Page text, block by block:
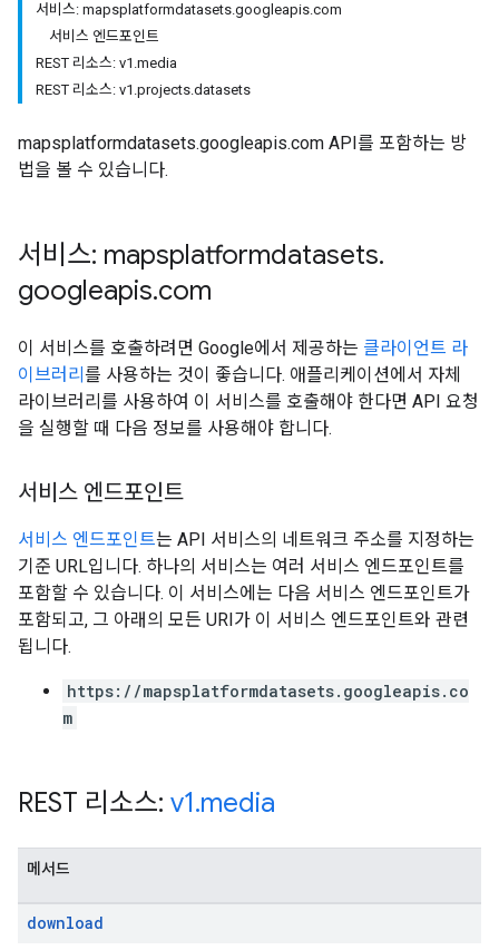
서비스: mapsplatformdatasets.googleapis.com
서비스 엔드포인트
REST 리소스: v1.media
REST 리소스: v1.projects.datasets
mapsplatformdatasets.googleapis.com API를 포함하는 방
법을 볼 수 있습니다.
서비스: mapsplatformdatasets.
googleapis.com
이 서비스를 호출하려면 Google에서 제공하는 클라이언트 라
이브러리 를 사용하는 것이 좋습니다. 애플리케이션에서 자체
라이브러리를 사용하여 이 서비스를 호출해야 한다면 API 요청
을 실행할 때 다음 정보를 사용해야 합니다.
서비스 엔드포인트
서비스 엔드포인트는 API 서비스의 네트워크 주소를 지정하는
기준 URL입니다. 하나의 서비스는 여러 서비스 엔드포인트를
포함할 수 있습니다. 이 서비스에는 다음 서비스 엔드포인트가
포함되고, 그 아래의 모든 URI가 이 서비스 엔드포인트와 관련
됩니다.
https://mapsplatformdatasets.googleapis.co
m
REST 리소스: v1.media
메서드
download